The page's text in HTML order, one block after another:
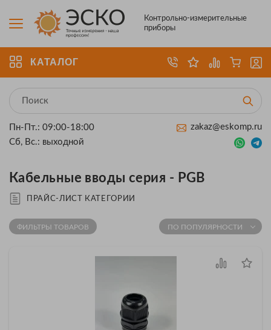
Контрольно-измерительные
приборы
КАТАЛОГ
Пн-Пт.: 09:00-18:00
Сб, Вс.: выходной
zakaz@eskomp.ru
Кабельные вводы серия - PGB
ПРАЙС-ЛИСТ КАТЕГОРИИ
ФИЛЬТРЫ ТОВАРОВ ПО ПОПУЛЯРНОСТИ